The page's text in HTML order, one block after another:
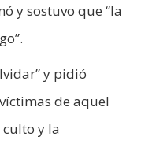
y sostuvo que “la
y pidió
de aquel
culto y la